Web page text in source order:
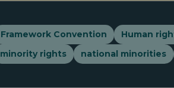
Framework Convention Human
minority rights national minorities